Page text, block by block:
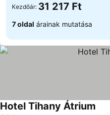
Kezdőár: 31 217 Ft
7 oldal árainak mutatása
Hotel Tihany Átrium